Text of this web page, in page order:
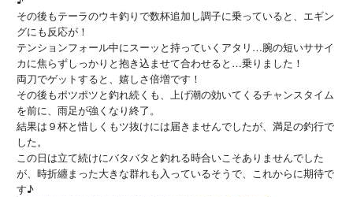
その後もテーラのウキ釣りで数杯追加し調子に乗っていると、エギン
グにも反応が！
テンションフォール中にスーッと持っていくアタリ…腕の短いササイ
カに焦らずしっかりと抱き込ませて合わせると…乗りました！
両刀でゲットすると、嬉しさ倍増です！
その後もポツポツと釣れ続くも、上げ潮の効いてくるチャンスタイム
を前に、雨足が強くなり終了。
結果は９杯と惜しくもツ抜けには届きませんでしたが、満足の釣行で
した。
この日は立て続けにバタバタと釣れる時合いこそありませんでした
が、時折纏まった大きな群れも入っているそうで、これからに期待で
す♪